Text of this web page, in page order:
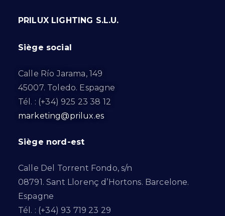
PRILUX LIGHTING S.L.U.
Siège social
Calle Río Jarama, 149
45007. Toledo. Espagne
Tél. : (+34) 925 23 38 12
marketing@prilux.es
Siège nord-est
Calle Del Torrent Fondo, s/n
08791. Sant Llorenç d’Hortons. Barcelone.
Espagne
Tél. : (+34) 93 719 23 29